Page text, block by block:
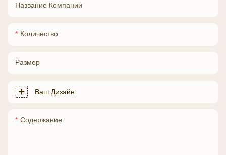
Название Компании
Количество
Размер
Ваш Дизайн
Содержание